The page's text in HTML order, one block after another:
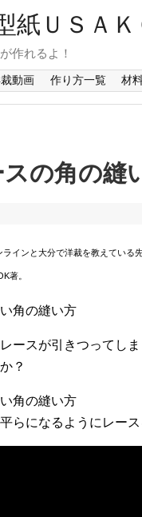
作れるよ！
動画 作り方一覧 材
の角の縫
インと大分で洋裁を教えている
著。
ースが引きつってし
？
らになるようにレー